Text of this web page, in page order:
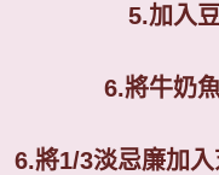
5.加入
6.將牛奶
6.將1/3淡忌廉加